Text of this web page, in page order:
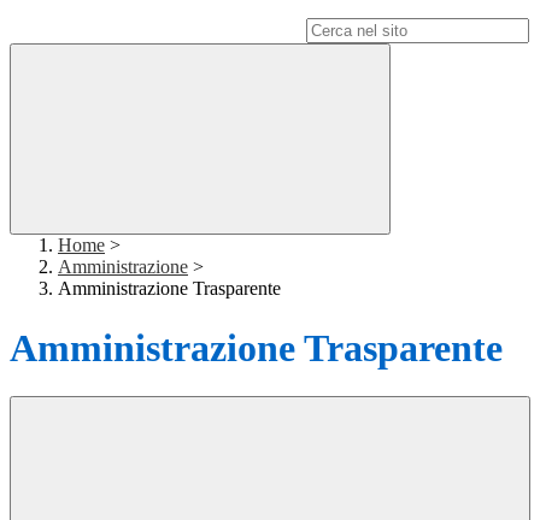
Home >
Amministrazione >
Amministrazione Trasparente
Amministrazione Trasparente